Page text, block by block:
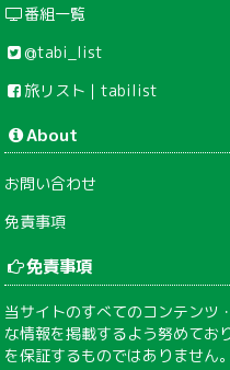
番組一覧
@tabi_list
旅リスト｜tabilist
About
お問い合わせ
免責事項
免責事項
当サイトのすべてのコンテンツ
な情報を掲載するよう努めてお
を保証するものではありません。